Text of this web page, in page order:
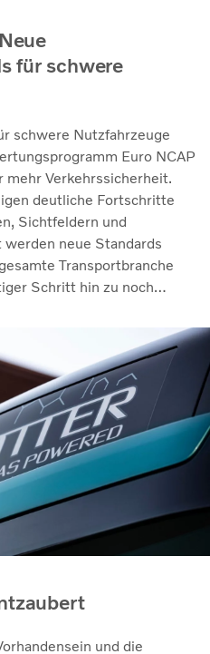
für schwere
schwere Nutzfahrzeuge
Euro NCAP
mehr Verkehrssicherheit.
deutliche Fortschritte
Sichtfeldern und
neue Standards
Transportbranche
Schritt hin zu noch
und die